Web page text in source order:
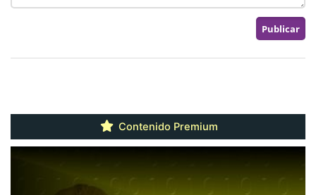
Contenido Premium